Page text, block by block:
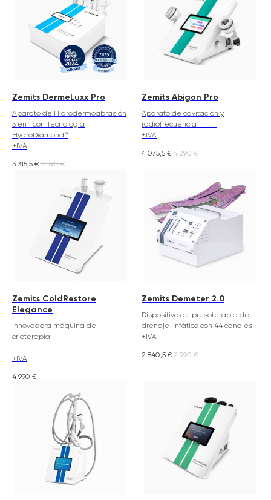
Zemits DermeLuxx Pro
Aparato de Hidrodermoabrasión
3 en 1 con Tecnología
HydroDiamond™
+IVA
3 315,5 € 3 490 €
Zemits Abigon Pro
Aparato de cavitación y
radiofrecuencia
+IVA
4 075,5 € 4 290 €
Zemits ColdRestore
Elegance
Innovadora máquina de
crioterapia
+IVA
4 990 €
Zemits Demeter 2.0
Dispositivo de presoterapia de
drenaje linfático con 44 canales
+IVA
2 840,5 € 2 990 €